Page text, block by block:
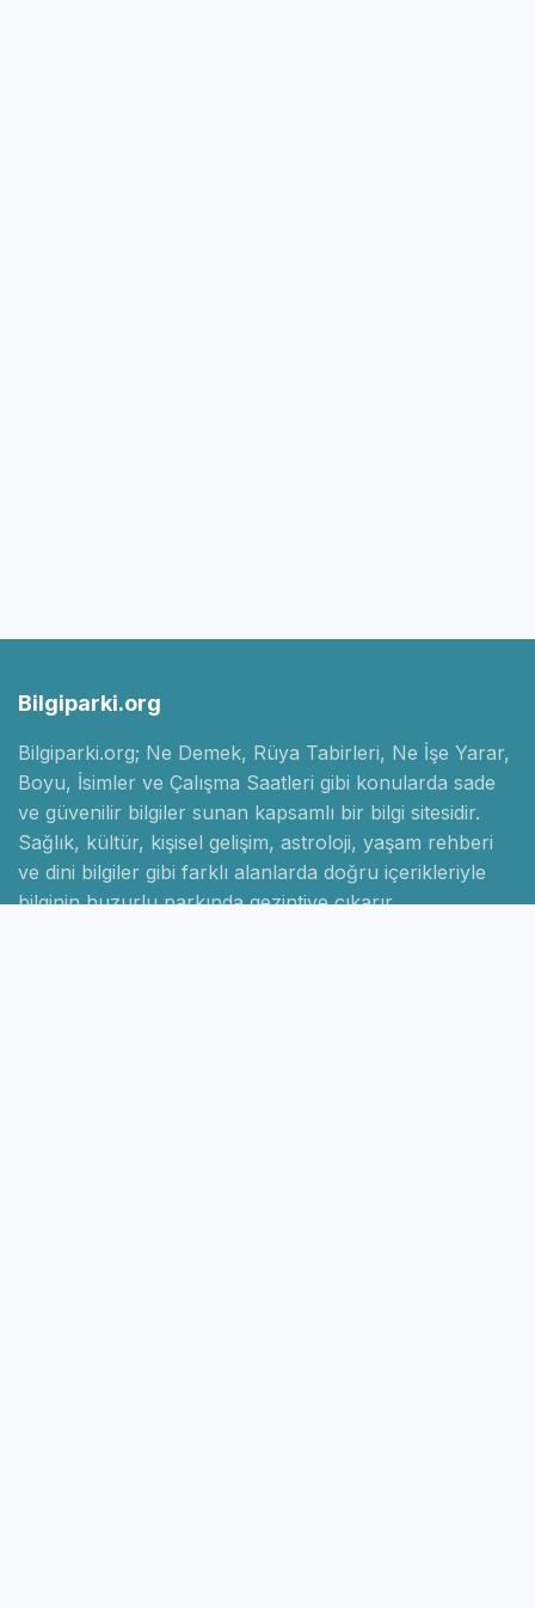
Bilgiparki.org
Bilgiparki.org; Ne Demek, Rüya Tabirleri, Ne İşe Yarar,
Boyu, İsimler ve Çalışma Saatleri gibi konularda sade
ve güvenilir bilgiler sunan kapsamlı bir bilgi sitesidir.
Sağlık, kültür, kişisel gelişim, astroloji, yaşam rehberi
ve dini bilgiler gibi farklı alanlarda doğru içerikleriyle
bilginin huzurlu parkında gezintiye çıkarır.